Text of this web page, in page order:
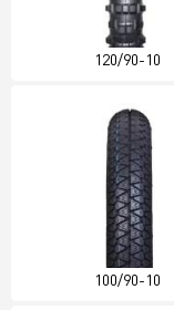
120/90-10
100/90-10